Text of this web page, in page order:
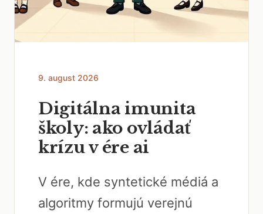
9. august 2026
Digitálna imunita
školy: ako ovládať
krízu v ére ai
V ére, kde syntetické médiá a
algoritmy formujú verejnú